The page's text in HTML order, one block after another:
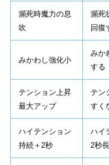
瀕死時魔力の息
吹
瀕死
回復
みかわし強化小
みか
する
テンション上昇
最大アップ
テン
すく
ハイテンション
持続＋2秒
ハイ
2秒